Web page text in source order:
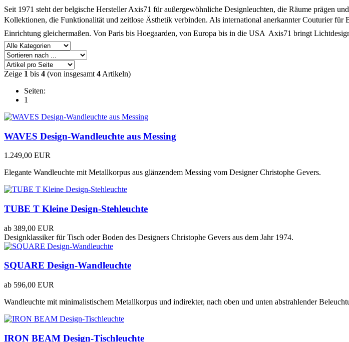
Seit 1971 steht der belgische Hersteller Axis71 für außergewöhnliche Designleuchten, die Räume prägen
Kollektionen, die Funktionalität und zeitlose Ästhetik verbinden. Als international anerkannter Couturier
Einrichtung gleichermaßen. Von Paris bis Hoegaarden, von Europa bis in die USA  Axis71 bringt
Zeige 1 bis 4 (von insgesamt 4 Artikeln)
Seiten:
1
WAVES Design-Wandleuchte aus Messing
1.249,00 EUR
Elegante Wandleuchte mit Metallkorpus aus glänzendem Messing vom Designer Christophe Gevers.
TUBE T Kleine Design-Stehleuchte
ab 389,00 EUR
Designklassiker für Tisch oder Boden des Designers Christophe Gevers aus dem Jahr 1974.
SQUARE Design-Wandleuchte
ab 596,00 EUR
Wandleuchte mit minimalistischem Metallkorpus und indirekter, nach oben und unten abstrahlender
IRON BEAM Design-Tischleuchte